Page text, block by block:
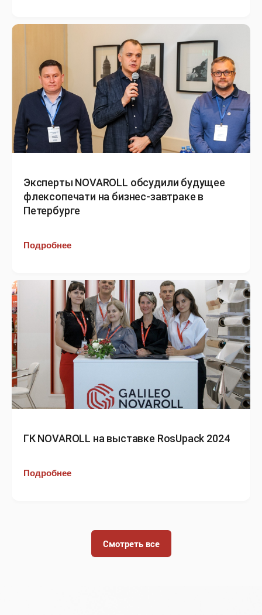
Эксперты NOVAROLL обсудили будущее
флексопечати на бизнес-завтраке в
Петербурге
Подробнее
ГК NOVAROLL на выставке RosUpack 2024
Подробнее
Смотреть все